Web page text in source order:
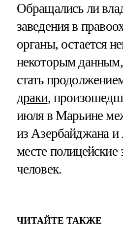
Обращались ли
заведения в
органы, остается
некоторым
стать
драки,
июля в Марьине
из Азербайджана
месте полицейские
человек.
ЧИТАЙТЕ ТАКЖЕ